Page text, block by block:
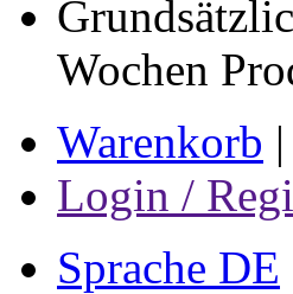
Wochen
Warenkorb |
Login /
Sprache DE